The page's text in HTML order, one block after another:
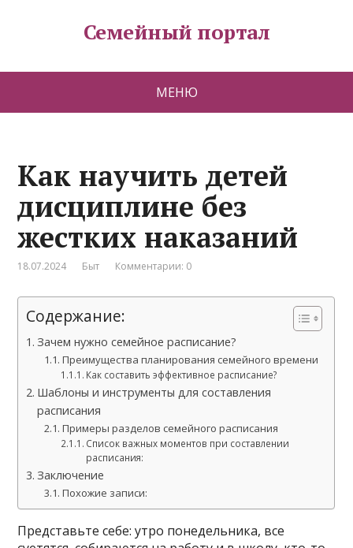
Семейный портал
МЕНЮ
Как научить детей
дисциплине без
жестких наказаний
18.07.2024 Быт Комментарии: 0
Содержание:
Зачем нужно семейное расписание?
Преимущества планирования семейного времени
Как составить эффективное расписание?
Шаблоны и инструменты для составления
расписания
Примеры разделов семейного расписания
Список важных моментов при составлении
расписания:
Заключение
Похожие записи:
Представьте себе: утро понедельника, все